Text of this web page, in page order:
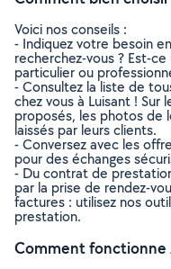
Voici nos conseils :
- Indiquez votre besoin
recherchez-vous ? Est-
particulier ou
- Consultez la liste de
chez vous à Luisant ! Sur
proposés, les photos de
laissés par leurs clients.
- Conversez avec les
pour des échanges
- Du contrat de
par la prise de rendez-
factures : utilisez nos
prestation.
Comment fonctionne